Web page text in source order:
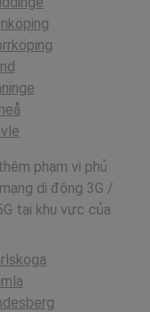
phạm vi phủ
di động 3G /
tại khu vực của